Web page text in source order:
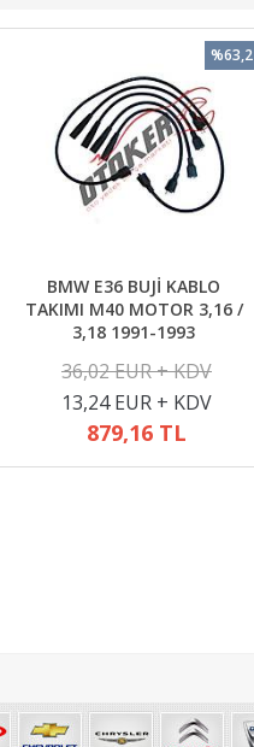
BMW E36 BUJİ KABLO
TAKIMI M40 MOTOR 3,16 /
3,18 1991-1993
36,02 EUR + KDV
13,24 EUR + KDV
879,16 TL
%63,2